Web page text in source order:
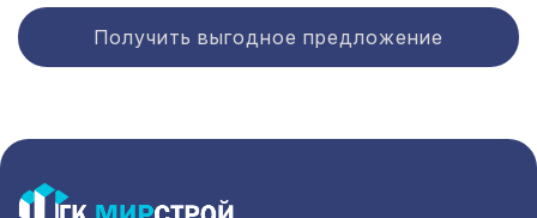
Получить выгодное предложение